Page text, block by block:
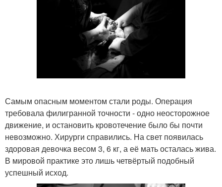
Самым опасным моментом стали роды. Операция
требовала филигранной точности - одно неосторожное
движение, и остановить кровотечение было бы почти
невозможно. Хирурги справились. На свет появилась
здоровая девочка весом 3, 6 кг, а её мать осталась жива.
В мировой практике это лишь четвёртый подобный
успешный исход.